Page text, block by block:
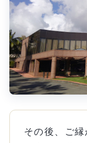
その後、ご